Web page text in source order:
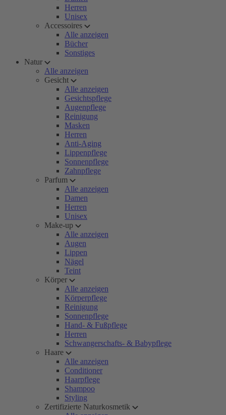
Herren
Unisex
Accessoires
Alle anzeigen
Bücher
Sonstiges
Natur
Alle anzeigen
Gesicht
Alle anzeigen
Gesichtspflege
Augenpflege
Reinigung
Masken
Herren
Anti-Aging
Lippenpflege
Sonnenpflege
Zahnpflege
Parfum
Alle anzeigen
Damen
Herren
Unisex
Make-up
Alle anzeigen
Augen
Lippen
Nägel
Teint
Körper
Alle anzeigen
Körperpflege
Reinigung
Sonnenpflege
Hand- & Fußpflege
Herren
Schwangerschafts- & Babypflege
Haare
Alle anzeigen
Conditioner
Haarpflege
Shampoo
Styling
Zertifizierte Naturkosmetik